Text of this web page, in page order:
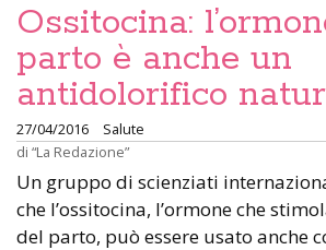
Ossitocina:
parto è anche un
antidolorifico
27/04/2016
Salute
di “La Redazione”
Un gruppo di scienziati
che l’ossitocina, l’ormone che
del parto, può essere usato anche